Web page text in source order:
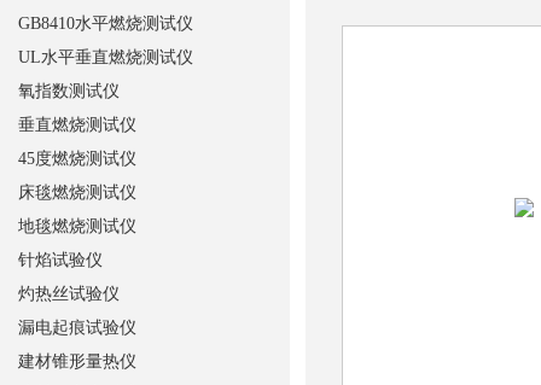
GB8410水平燃烧测试仪
UL水平垂直燃烧测试仪
氧指数测试仪
垂直燃烧测试仪
45度燃烧测试仪
床毯燃烧测试仪
地毯燃烧测试仪
针焰试验仪
灼热丝试验仪
漏电起痕试验仪
建材锥形量热仪